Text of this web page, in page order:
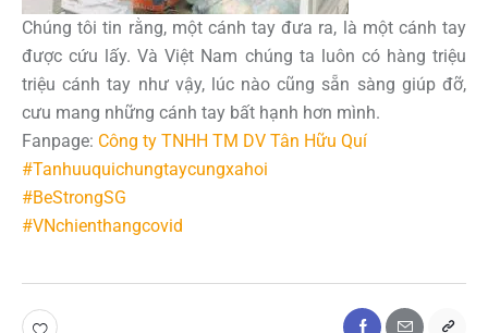
Chúng tôi tin rằng, một cánh tay đưa ra, là một cánh tay
được cứu lấy. Và Việt Nam chúng ta luôn có hàng triệu
triệu cánh tay như vậy, lúc nào cũng sẵn sàng giúp đỡ,
cưu mang những cánh tay bất hạnh hơn mình.
Fanpage: Công ty TNHH TM DV Tân Hữu Quí
#Tanhuuquichungtaycungxahoi
#BeStrongSG
#VNchienthangcovid